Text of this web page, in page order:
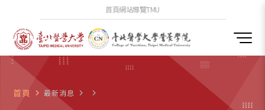
首頁網站導覽TMU
首頁 navigate_next 最新消息 navigate_next navigate_next